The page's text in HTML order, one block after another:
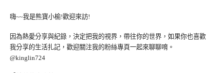
嗨~~我是熊寶小榆!歡迎來訪!
因為熱愛分享與紀錄，決定把我的視界，帶往你的世界，如果你也喜歡
我分享的生活扎記，歡迎關注我的粉絲專頁一起來聊聊唷。
@kinglin724